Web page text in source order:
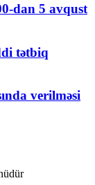
dan 5 avqust
tətbiq
verilməsi